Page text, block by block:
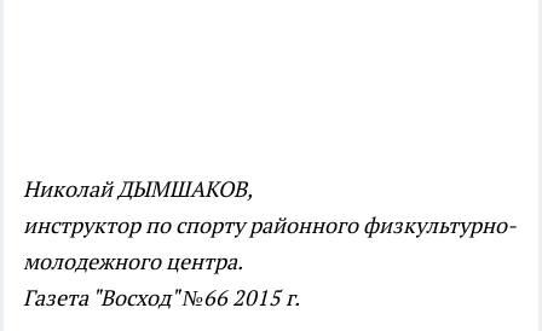
Николай ДЫМШАКОВ,
инструктор по спорту районного физкультурно-
молодежного центра.
Газета "Восход" №66 2015 г.